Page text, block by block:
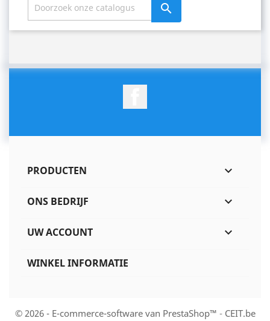

PRODUCTEN 
ONS BEDRIJF 
UW ACCOUNT 
WINKEL INFORMATIE
© 2026 - E-commerce-software van PrestaShop™ - CEIT.be